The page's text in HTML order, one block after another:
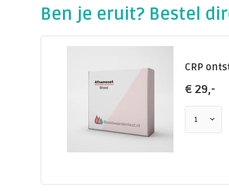
Ben je eruit? Bestel
CRP
€ 29,-